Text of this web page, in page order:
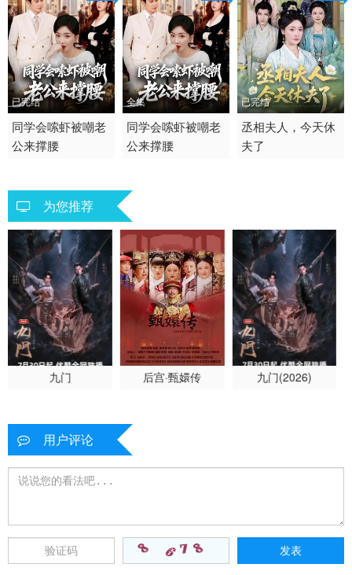
已完结
2026 / 中国大陆 /
现代都市
同学会嗦虾被嘲老
公来撑腰
全集
2026 / 中国大陆 /
短剧 现代都市 国产
同学会嗦虾被嘲老
公来撑腰
已完结
2026 / 中国大陆 / 普通
话
丞相夫人，今天休
夫了
为您推荐
九门 后宫·甄嬛传 九门(2026)
用户评论